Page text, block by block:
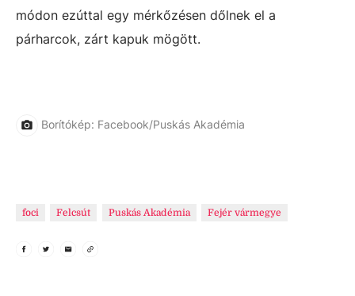
módon ezúttal egy mérkőzésen dőlnek el a
párharcok, zárt kapuk mögött.
Borítókép: Facebook/Puskás Akadémia
foci Felcsút Puskás Akadémia Fejér vármegye